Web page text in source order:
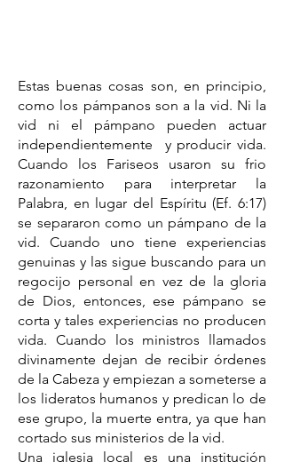
Estas buenas cosas son, en principio,
como los pámpanos son a la vid. Ni la
vid ni el pámpano pueden actuar
independientemente y producir vida.
Cuando los Fariseos usaron su frio
razonamiento para interpretar la
Palabra, en lugar del Espíritu (Ef. 6:17)
se separaron como un pámpano de la
vid. Cuando uno tiene experiencias
genuinas y las sigue buscando para un
regocijo personal en vez de la gloria
de Dios, entonces, ese pámpano se
corta y tales experiencias no producen
vida. Cuando los ministros llamados
divinamente dejan de recibir órdenes
de la Cabeza y empiezan a someterse a
los lideratos humanos y predican lo de
ese grupo, la muerte entra, ya que han
cortado sus ministerios de la vid.
Una iglesia local es una institución